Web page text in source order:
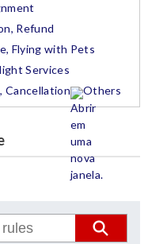
Refund
Flying with Pets
Services
Cancellation
Others